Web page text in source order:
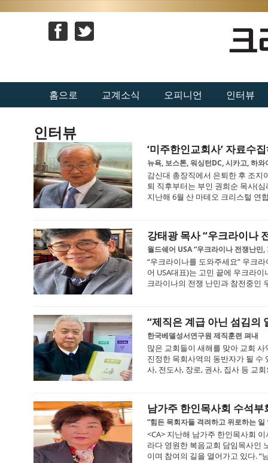
홈으로 교계소식 오피니언 인터뷰
인터뷰
‘미주한인교회사’ 자료수
뉴욕, 보스톤, 워싱턴DC, 시카고, 하와
감신대 총장직에서 은퇴한 후 조지
퇴 직후부터는 부인 권희순 목사(
지난해 6월 산 마테오 크리스털 연
강태광 목사 “우크라이나
월드쉐어 USA “우크라이나 전쟁난민
“우크라이나를 도와주세요” 우크
어 USA대표)는 고민 끝에 우크라
크라이나의 전쟁 난민과 참전중인
“제직은 계급 아닌 섬김의
한국베델성서연구원 제직훈련 펴내
많은 교회들이 새해를 맞아 교회
진정한 목회사역의 동반자가 될
사, 전도사, 장로, 권사, 집사 등 교
남가주 한인목사회 수석
“힘든 목회자들 격려하고 위로하는 일
<CA> 지난해 남가주 한인목사회
라다 영원한 복음교회 담임목사인
이며 참여의 길을 열어가고 있다. “